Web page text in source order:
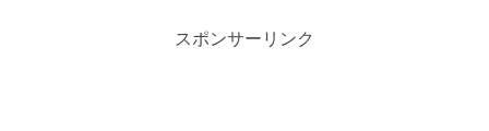
スポンサーリンク